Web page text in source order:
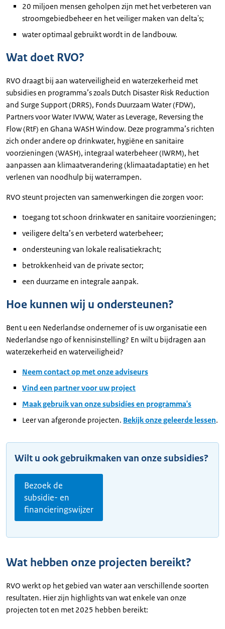
20 miljoen mensen geholpen zijn met het verbeteren van
stroomgebiedbeheer en het veiliger maken van delta's;
water optimaal gebruikt wordt in de landbouw.
Wat doet RVO?
RVO draagt bij aan waterveiligheid en waterzekerheid met
subsidies en programma’s zoals Dutch Disaster Risk Reduction
and Surge Support (DRRS), Fonds Duurzaam Water (FDW),
Partners voor Water IVWW, Water as Leverage, Reversing the
Flow (RtF) en Ghana WASH Window. Deze programma’s richten
zich onder andere op drinkwater, hygiëne en sanitaire
voorzieningen (WASH), integraal waterbeheer (IWRM), het
aanpassen aan klimaatverandering (klimaatadaptatie) en het
verlenen van noodhulp bij waterrampen.
RVO steunt projecten van samenwerkingen die zorgen voor:
toegang tot schoon drinkwater en sanitaire voorzieningen;
veiligere delta’s en verbeterd waterbeheer;
ondersteuning van lokale realisatiekracht;
betrokkenheid van de private sector;
een duurzame en integrale aanpak.
Hoe kunnen wij u ondersteunen?
Bent u een Nederlandse ondernemer of is uw organisatie een
Nederlandse ngo of kennisinstelling? En wilt u bijdragen aan
waterzekerheid en waterveiligheid?
Neem contact op met onze adviseurs
Vind een partner voor uw project
Maak gebruik van onze subsidies en programma's
Leer van afgeronde projecten. Bekijk onze geleerde lessen.
Wilt u ook gebruikmaken van onze subsidies?
Bezoek de
subsidie- en
financieringswijzer
Wat hebben onze projecten bereikt?
RVO werkt op het gebied van water aan verschillende soorten
resultaten. Hier zijn highlights van wat enkele van onze
projecten tot en met 2025 hebben bereikt: